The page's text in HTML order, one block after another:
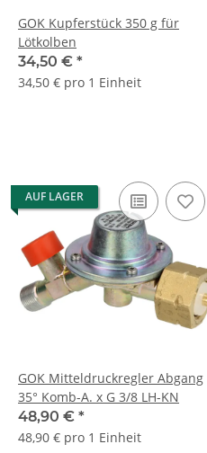
GOK Kupferstück 350 g für
Lötkolben
34,50 € *
34,50 € pro 1 Einheit
AUF LAGER
GOK Mitteldruckregler Abgang
35° Komb-A. x G 3/8 LH-KN
48,90 € *
48,90 € pro 1 Einheit